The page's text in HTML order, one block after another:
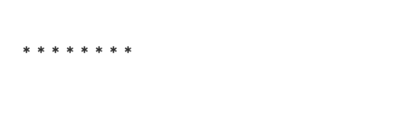
＊＊＊＊＊＊＊＊